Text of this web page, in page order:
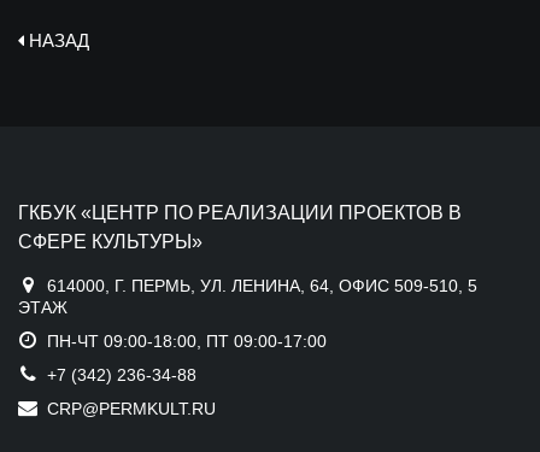
НАЗАД
ГКБУК «ЦЕНТР ПО РЕАЛИЗАЦИИ ПРОЕКТОВ В
СФЕРЕ КУЛЬТУРЫ»
614000, Г. ПЕРМЬ, УЛ. ЛЕНИНА, 64, ОФИС 509-510, 5
ЭТАЖ
ПН-ЧТ 09:00-18:00, ПТ 09:00-17:00
+7 (342) 236-34-88
CRP@PERMKULT.RU